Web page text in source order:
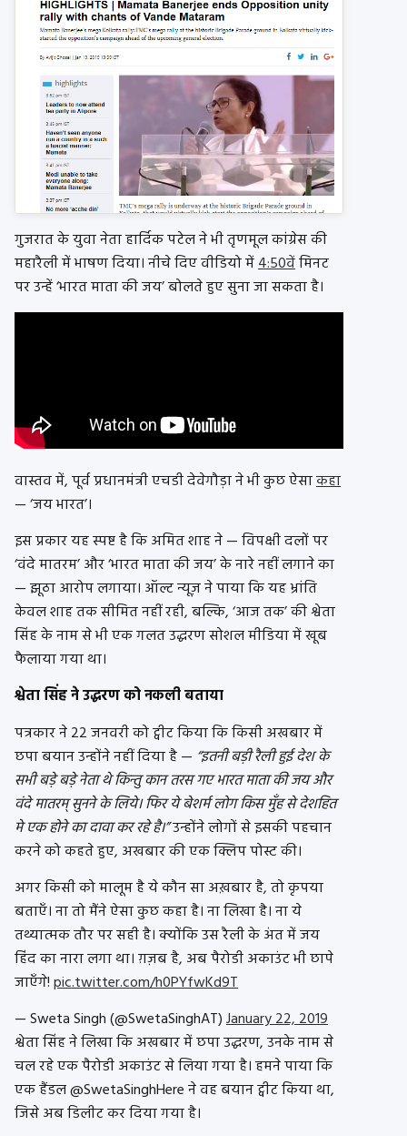
गुजरात के युवा नेता हार्दिक पटेल ने भी तृणमूल कांग्रेस की
महारैली में भाषण दिया। नीचे दिए वीडियो में4:50वेंमिनट
पर उन्हें ‘भारत माता की जय’ बोलते हुए सुना जा सकता है।
वास्तव में, पूर्व प्रधानमंत्री एचडी देवेगौड़ा ने भी कुछ ऐसाकहा
— ‘जय भारत’।
इस प्रकार यह स्पष्ट है कि अमित शाह ने — विपक्षी दलों पर
‘वंदे मातरम’ और ‘भारत माता की जय’ के नारे नहीं लगाने का
— झूठा आरोप लगाया। ऑल्ट न्यूज़ ने पाया कि यह भ्रांति
केवल शाह तक सीमित नहीं रही, बल्कि, ‘आज तक’ की श्वेता
सिंह के नाम से भी एक गलत उद्धरण सोशल मीडिया में खूब
फैलाया गया था।
श्वेता सिंह ने उद्धरण कोनकलीबताया
पत्रकार ने 22 जनवरी को ट्वीट किया कि किसी अखबार में
छपा बयान उन्होंने नहीं दिया है — “इतनी बड़ी रैली हुई देश के
सभी बड़े बड़े नेता थे किन्तु कान तरस गए भारत माता की जय और
वंदे मातरम् सुनने के लिये। फिर ये बेशर्म लोग किस मुँह से देशहित
मे एक होने का दावा कर रहे है।”उन्होंने लोगों से इसकी पहचान
करने को कहते हुए, अखबार की एक क्लिप पोस्ट की।
अगर किसी को मालूम है ये कौन सा अख़बार है, तो कृपया
बताएँ। ना तो मैंने ऐसा कुछ कहा है। ना लिखा है। ना ये
तथ्यात्मक तौर पर सही है। क्योंकि उस रैली के अंत में जय
हिंद का नारा लगा था। ग़ज़ब है, अब पैरोडी अकाउंट भी छापे
जाएँगे!pic.twitter.com/h0PYfwKd9T
— Sweta Singh (@SwetaSinghAT)January 22, 2019
श्वेता सिंह ने लिखा कि अखबार में छपा उद्धरण, उनके नाम से
चल रहे एक पैरोडी अकाउंट से लिया गया है। हमने पाया कि
एक हैंडल @SwetaSinghHere ने वह बयान ट्वीट किया था,
जिसे अब डिलीट कर दिया गया है।